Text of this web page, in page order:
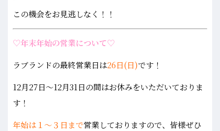
この機会をお見逃しなく！！
♡年末年始の営業について♡
ラブランドの最終営業日は26日(日)です！
12月27日～12月31日の間はお休みをいただいておりま
す！
年始は１～３日まで営業しておりますので、皆様ぜひ